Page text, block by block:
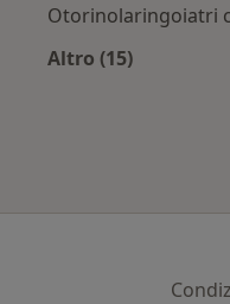
Otorinolaringoiatri
Altro (15)